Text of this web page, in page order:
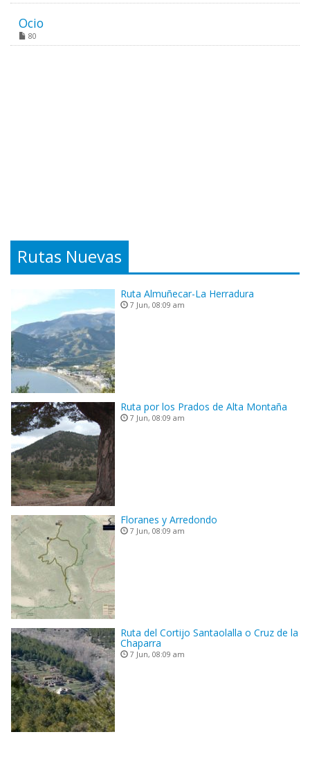
Ocio
80
Rutas Nuevas
Ruta Almuñecar-La Herradura
7 Jun, 08:09 am
Ruta por los Prados de Alta Montaña
7 Jun, 08:09 am
Floranes y Arredondo
7 Jun, 08:09 am
Ruta del Cortijo Santaolalla o Cruz de la
Chaparra
7 Jun, 08:09 am